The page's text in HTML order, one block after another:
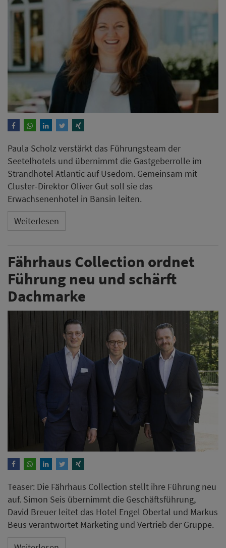
Paula Scholz verstärkt das Führungsteam der
Seetelhotels und übernimmt die Gastgeberrolle im
Strandhotel Atlantic auf Usedom. Gemeinsam mit
Cluster-Direktor Oliver Gut soll sie das
Erwachsenenhotel in Bansin leiten.
Weiterlesen
Fährhaus Collection ordnet
Führung neu und schärft
Dachmarke
Teaser: Die Fährhaus Collection stellt ihre Führung neu
auf. Simon Seis übernimmt die Geschäftsführung,
David Breuer leitet das Hotel Engel Obertal und Markus
Beus verantwortet Marketing und Vertrieb der Gruppe.